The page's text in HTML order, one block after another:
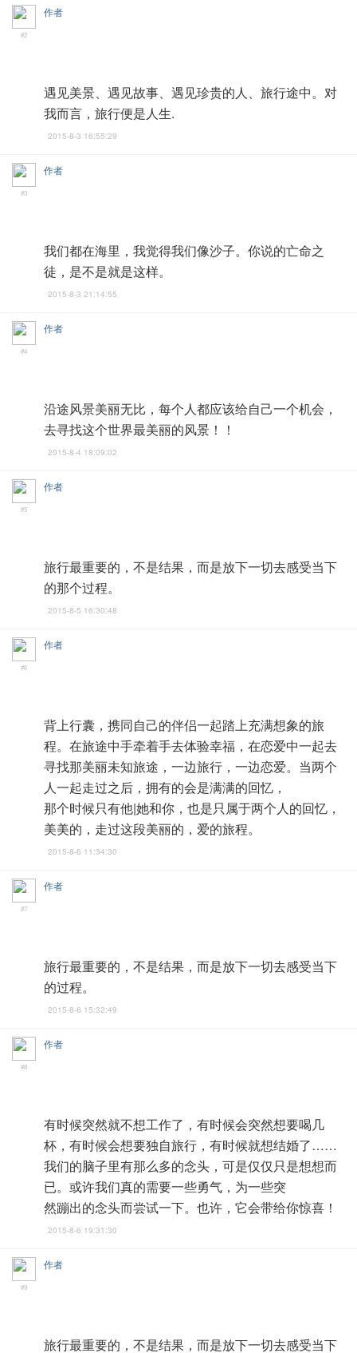
作者
#2
遇见美景、遇见故事、遇见珍贵的人、旅行途中。对
我而言，旅行便是人生.
2015-8-3 16:55:29
作者
#3
我们都在海里，我觉得我们像沙子。你说的亡命之
徒，是不是就是这样。
2015-8-3 21:14:55
作者
#4
沿途风景美丽无比，每个人都应该给自己一个机会，
去寻找这个世界最美丽的风景！！
2015-8-4 18:09:02
作者
#5
旅行最重要的，不是结果，而是放下一切去感受当下
的那个过程。
2015-8-5 16:30:48
作者
#6
背上行囊，携同自己的伴侣一起踏上充满想象的旅
程。在旅途中手牵着手去体验幸福，在恋爱中一起去
寻找那美丽未知旅途，一边旅行，一边恋爱。当两个
人一起走过之后，拥有的会是满满的回忆，
那个时候只有他|她和你，也是只属于两个人的回忆，
美美的，走过这段美丽的，爱的旅程。
2015-8-6 11:34:30
作者
#7
旅行最重要的，不是结果，而是放下一切去感受当下
的过程。
2015-8-6 15:32:49
作者
#8
有时候突然就不想工作了，有时候会突然想要喝几
杯，有时候会想要独自旅行，有时候就想结婚了……
我们的脑子里有那么多的念头，可是仅仅只是想想而
已。或许我们真的需要一些勇气，为一些突
然蹦出的念头而尝试一下。也许，它会带给你惊喜！
2015-8-6 19:31:30
作者
#9
旅行最重要的，不是结果，而是放下一切去感受当下